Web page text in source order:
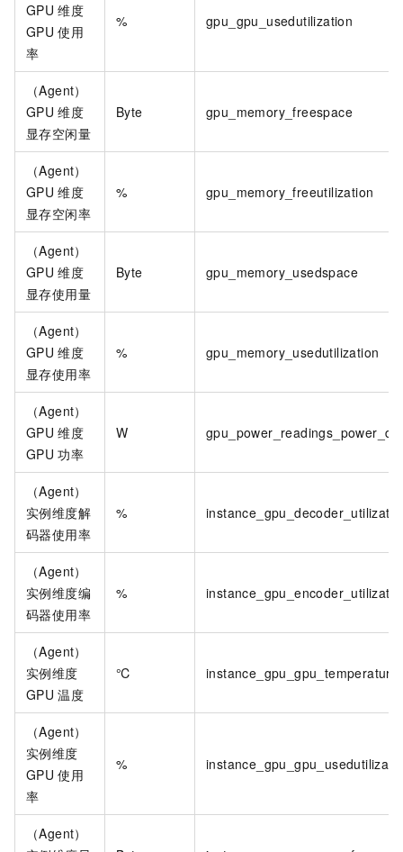
GPU 维度
GPU 使用
率
% gpu_gpu_usedutilization
（Agent）
GPU 维度
显存空闲量
Byte gpu_memory_freespace
（Agent）
GPU 维度
显存空闲率
% gpu_memory_freeutilization
（Agent）
GPU 维度
显存使用量
Byte gpu_memory_usedspace
（Agent）
GPU 维度
显存使用率
% gpu_memory_usedutilization
（Agent）
GPU 维度
GPU 功率
W
（Agent）
实例维度解
码器使用率
%
（Agent）
实例维度编
码器使用率
%
（Agent）
实例维度
GPU 温度
℃ instance_gpu_gpu_temperature
（Agent）
实例维度
GPU 使用
率
%
（Agent）